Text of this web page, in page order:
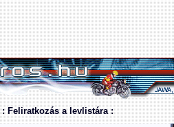
: Feliratkozás a levlistára :